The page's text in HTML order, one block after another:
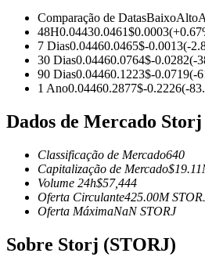
Futuros de USDC
Futuros usando USDC como
Comparação de DatasBaixoAlto
48H0.04430.0461$0.0003(+0.67
7 Dias0.04460.0465$-0.0013(-
30 Dias0.04460.0764$-0.0282(-
90 Dias0.04460.1223$-0.0719(-
1 Ano0.04460.2877$-0.2226(-
Dados de Mercado Storj
Classificação de Mercado640
Capitalização de Mercado$
Volume 24h$57,444
Oferta Circulante425.00M
Oferta MáximaNaN STORJ
Sobre Storj (STORJ)